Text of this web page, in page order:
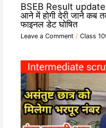
BSEB Result
आने में होगी देरी जाने कब
फाइनल डेट घोषित
Leave a Comment / Class